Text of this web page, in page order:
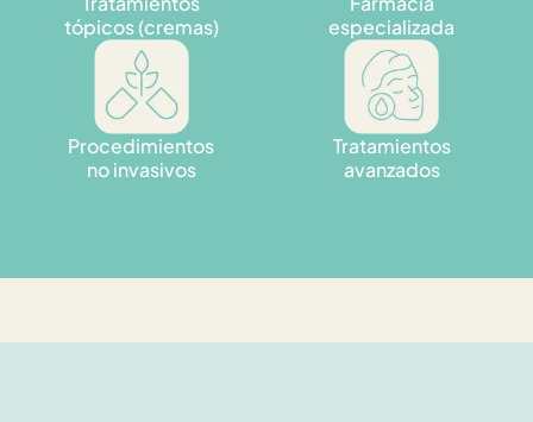
tópicos (cremas)
especializada
Procedimientos
no invasivos
Tratamientos
avanzados